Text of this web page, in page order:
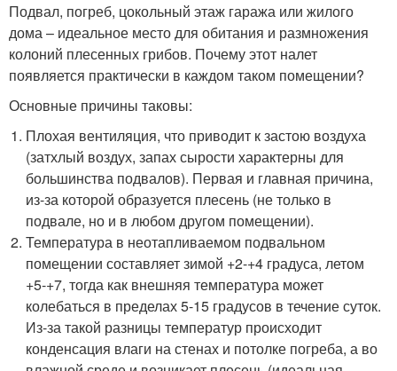
Подвал, погреб, цокольный этаж гаража или жилого
дома – идеальное место для обитания и размножения
колоний плесенных грибов. Почему этот налет
появляется практически в каждом таком помещении?
Основные причины таковы:
Плохая вентиляция, что приводит к застою воздуха
(затхлый воздух, запах сырости характерны для
большинства подвалов). Первая и главная причина,
из-за которой образуется плесень (не только в
подвале, но и в любом другом помещении).
Температура в неотапливаемом подвальном
помещении составляет зимой +2-+4 градуса, летом
+5-+7, тогда как внешняя температура может
колебаться в пределах 5-15 градусов в течение суток.
Из-за такой разницы температур происходит
конденсация влаги на стенах и потолке погреба, а во